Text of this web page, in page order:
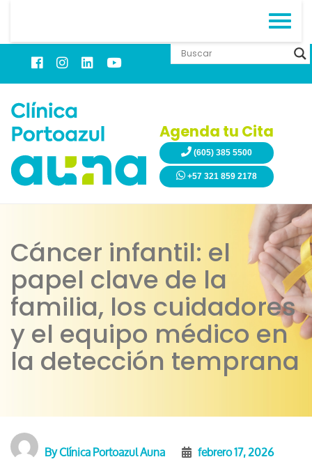
Agenda tu Cita
(605) 385 5500
+57 321 859 2178
Cáncer infantil: el
papel clave de la
familia, los cuidadores
y el equipo médico en
la detección temprana
ByClínica Portoazul Auna febrero 17, 2026